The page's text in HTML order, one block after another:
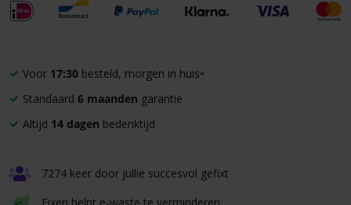
Voor 17:30besteld, morgen in huis*
Standaard 6 maanden garantie
Altijd 14 dagen bedenktijd
7274 keer door jullie succesvol gefixt